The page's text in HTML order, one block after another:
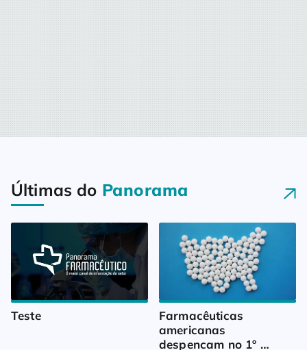
Últimas do Panorama
Teste
Farmacêuticas
americanas
despencam no 1º